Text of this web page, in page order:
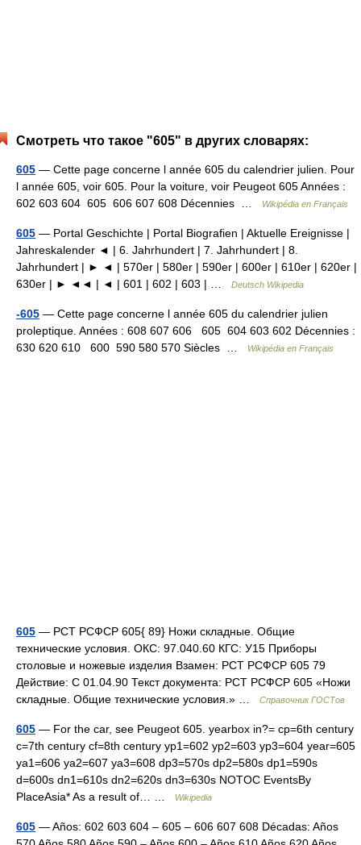
Смотреть что такое "605" в других словарях:
605 — Cette page concerne l année 605 du calendrier julien. Pour
l année 605, voir 605. Pour la voiture, voir Peugeot 605 Années :
602 603 604 605 606 607 608 Décennies …
Wikipédia en Français
605 — Portal Geschichte | Portal Biografien | Aktuelle Ereignisse |
Jahreskalender ◄ | 6. Jahrhundert | 7. Jahrhundert | 8.
Jahrhundert | ► ◄ | 570er | 580er | 590er | 600er | 610er | 620er |
630er | ► ◄◄ | ◄ | 601 | 602 | 603 | …
Deutsch Wikipedia
-605 — Cette page concerne l année 605 du calendrier julien
proleptique. Années : 608 607 606 605 604 603 602 Décennies :
630 620 610 600 590 580 570 Siècles …
Wikipédia en Français
605 — РСТ РСФСР 605{ 89} Ножи складные. Общие
технические условия. ОКС: 97.040.60 КГС: У15 Приборы
столовые и ножевые изделия Взамен: РСТ РСФСР 605 79
Действие: С 01.04.90 Текст документа: РСТ РСФСР 605 «Ножи
складные. Общие технические условия.» …
Справочник ГОСТов
605 — For the car, see Peugeot 605. yearbox in?= cp=6th century
c=7th century cf=8th century yp1=602 yp2=603 yp3=604 year=605
ya1=606 ya2=607 ya3=608 dp3=570s dp2=580s dp1=590s
d=600s dn1=610s dn2=620s dn3=630s NOTOC EventsBy
PlaceAsia* As a result of… …
Wikipedia
605 — Años: 602 603 604 – 605 – 606 607 608 Décadas: Años